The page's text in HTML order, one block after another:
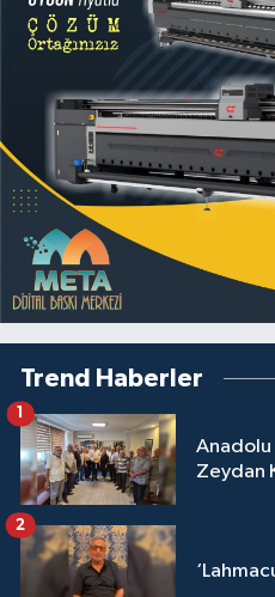
Trend Haberler
Zeydan
1
2